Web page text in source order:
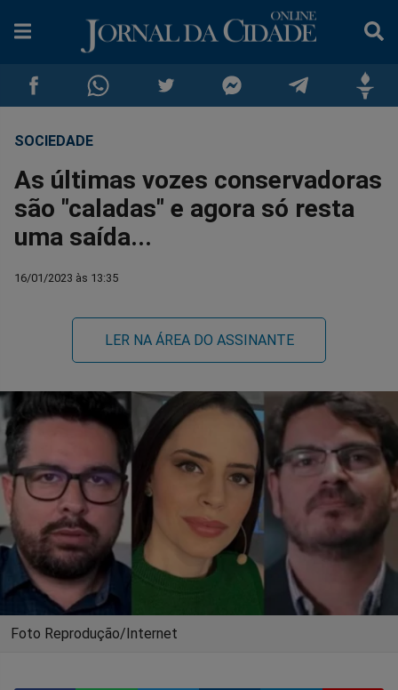
Compartilhar
no
Facebook
Compartilhar
no
Whatsapp
no
Twitter
no
no
no
SOCIEDADE
As últimas vozes conservadoras
são "caladas" e agora só resta
uma saída...
16/01/2023 às 13:35
LER NA ÁREA DO ASSINANTE
Foto Reprodução/Internet